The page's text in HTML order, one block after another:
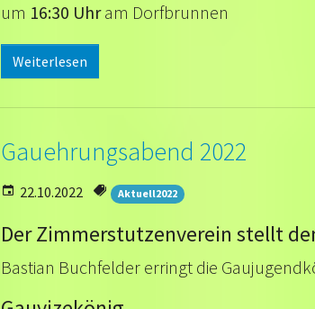
um 16:30 Uhram Dorfbrunnen
Weiterlesen
Gauehrungsabend 2022
22.10.2022 Aktuell2022
Der Zimmerstutzenverein stellt
Bastian Buchfelder erringt die